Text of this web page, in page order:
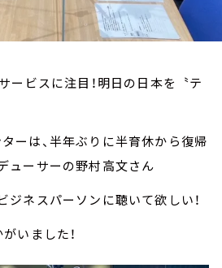
ービスに注目！明日の日本を〝テ
ーは、半年ぶりに半育休から復帰
ューサーの野村高文さん
ジネスパーソンに聴いて欲しい！
いました！